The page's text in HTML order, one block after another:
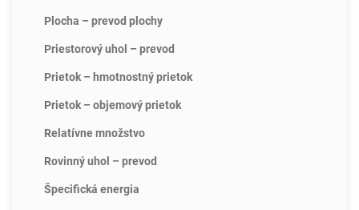
Plocha – prevod plochy
Priestorový uhol – prevod
Prietok – hmotnostný prietok
Prietok – objemový prietok
Relatívne množstvo
Rovinný uhol – prevod
Špecifická energia